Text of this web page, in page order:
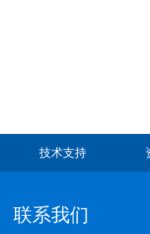
技术支持
联系我们